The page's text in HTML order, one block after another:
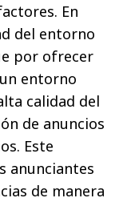
En
del entorno
por ofrecer
entorno
calidad del
de anuncios
Este
anunciantes
de manera